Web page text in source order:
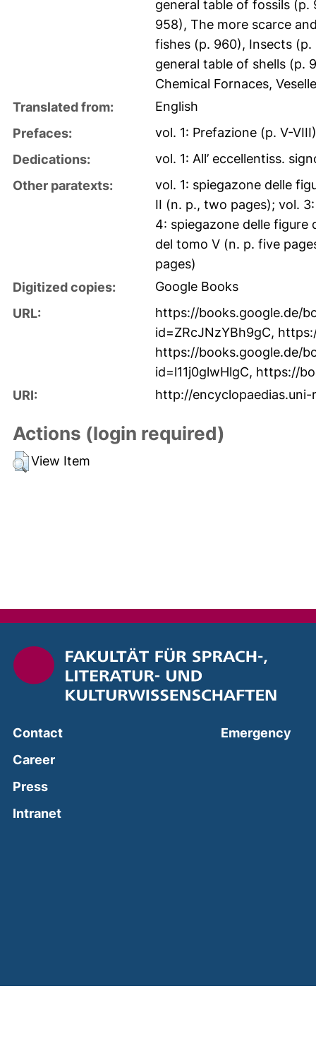
general table of fossils
958), The more scarce
fishes (p. 960), Insects (p.
general table of shells (p.
Chemical Fornaces,
Translated from:
English
Prefaces:
vol. 1: Prefazione (p. V-
Dedications:
vol. 1: All’ eccellentiss.
Other paratexts:
vol. 1: spiegazone delle
II (n. p., two pages); vol.
4: spiegazone delle figure
del tomo V (n. p. five
pages)
Digitized copies:
Google Books
URL:
https://books.google.de/
id=ZRcJNzYBh9gC,
https://books.google.de/
id=l11j0glwHlgC, https://
URI:
http://
Actions (login required)
View Item
Contact
Career
Press
Intranet(external link, opens in a new window)
Emergency